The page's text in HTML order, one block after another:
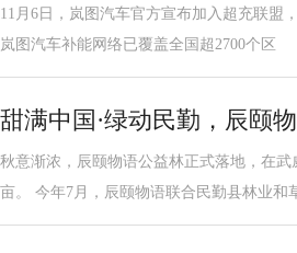
11月6日，岚图汽车官方宣布加入超充联盟
岚图汽车补能网络已覆盖全国超2700个区
甜满中国·绿动民勤，辰颐
秋意渐浓，辰颐物语公益林正式落地，在
亩。 今年7月，辰颐物语联合民勤县林业和